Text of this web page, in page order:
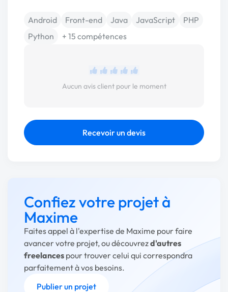
Android Front-end Java JavaScript
PHP
Python
+ 15 compétences
Aucun avis client pour le moment
Recevoir un devis
Confiez votre projet à
Maxime
Faites appel à l'expertise de Maxime pour faire
avancer votre projet, ou découvrezd'autres
freelances pour trouver celui qui correspondra
parfaitement à vos besoins.
Publier un projet